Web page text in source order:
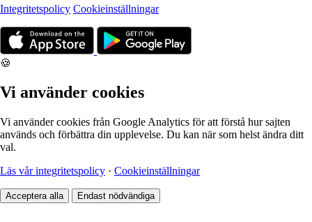
Integritetspolicy Cookieinställningar
🍪
Vi använder cookies
Vi använder cookies från Google Analytics för att förstå hur sajten
används och förbättra din upplevelse. Du kan när som helst ändra ditt
val.
Läs vår integritetspolicy · Cookieinställningar
Acceptera alla Endast nödvändiga